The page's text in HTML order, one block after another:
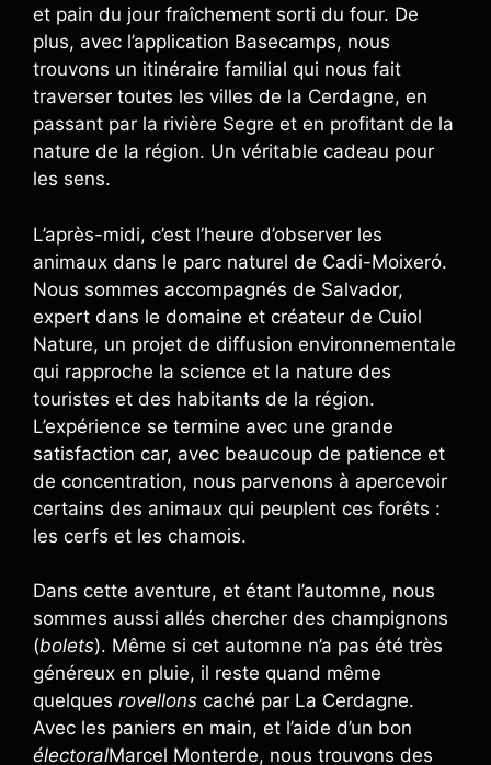
et pain du jour fraîchement sorti du four. De
plus, avec l’application Basecamps, nous
trouvons un itinéraire familial qui nous fait
traverser toutes les villes de la Cerdagne, en
passant par la rivière Segre et en profitant de la
nature de la région. Un véritable cadeau pour
les sens.
L’après-midi, c’est l’heure d’observer les
animaux dans le parc naturel de Cadi-Moixeró.
Nous sommes accompagnés de Salvador,
expert dans le domaine et créateur de Cuiol
Nature, un projet de diffusion environnementale
qui rapproche la science et la nature des
touristes et des habitants de la région.
L’expérience se termine avec une grande
satisfaction car, avec beaucoup de patience et
de concentration, nous parvenons à apercevoir
certains des animaux qui peuplent ces forêts :
les cerfs et les chamois.
Dans cette aventure, et étant l’automne, nous
sommes aussi allés chercher des champignons
(bolets). Même si cet automne n’a pas été très
généreux en pluie, il reste quand même
quelques rovellons caché par La Cerdagne.
Avec les paniers en main, et l’aide d’un bon
électoralMarcel Monterde, nous trouvons des